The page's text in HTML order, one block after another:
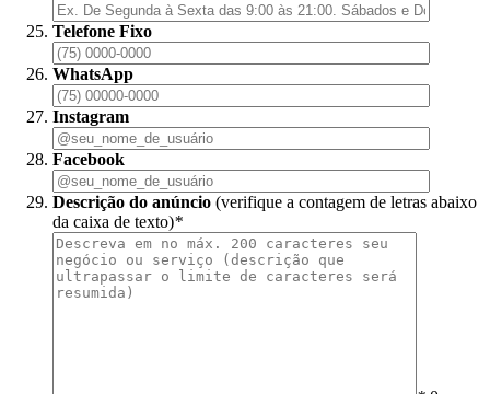
Telefone Fixo
WhatsApp
Instagram
Facebook
Descrição do anúncio (verifique a contagem de letras abaixo
da caixa de texto)*